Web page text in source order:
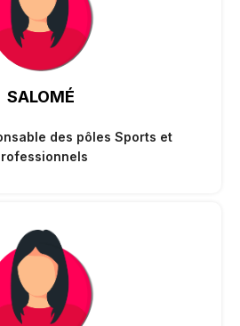
SALOMÉ
des pôles Sports et